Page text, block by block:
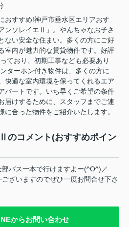
おすすめ!神戸市垂水区エリアおす
ンソレイエⅡ」。やんちゃなお子さ
ない安全な住まい。多くの方にご好
室内が魅力的な賃貸物件です。好評
ており、初期工事なども必要あり
ターホン付き物件は、多くの方に
快適な室内環境を保ってくれるエア
パートです。いち早くご希望の条件
届けするために、スタッフまでご連
に合った物件をご紹介いたします。
のコメント(おすすめポイン
バス一本で行けますよー(^O^)／
ざいますのでぜひ一度お問合せ下さ
からお問い合わせ